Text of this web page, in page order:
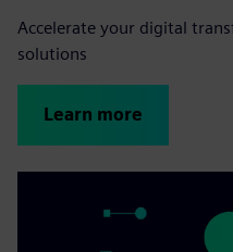
Accelerate your digital
solutions
Learn more